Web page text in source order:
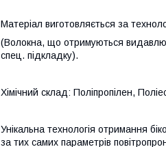
Матеріал виготовляється за
(Волокна, що отримуються
спец. підкладку).
Хімічний склад: Поліпропілен,
Унікальна технологія отримання
за тих самих параметрів